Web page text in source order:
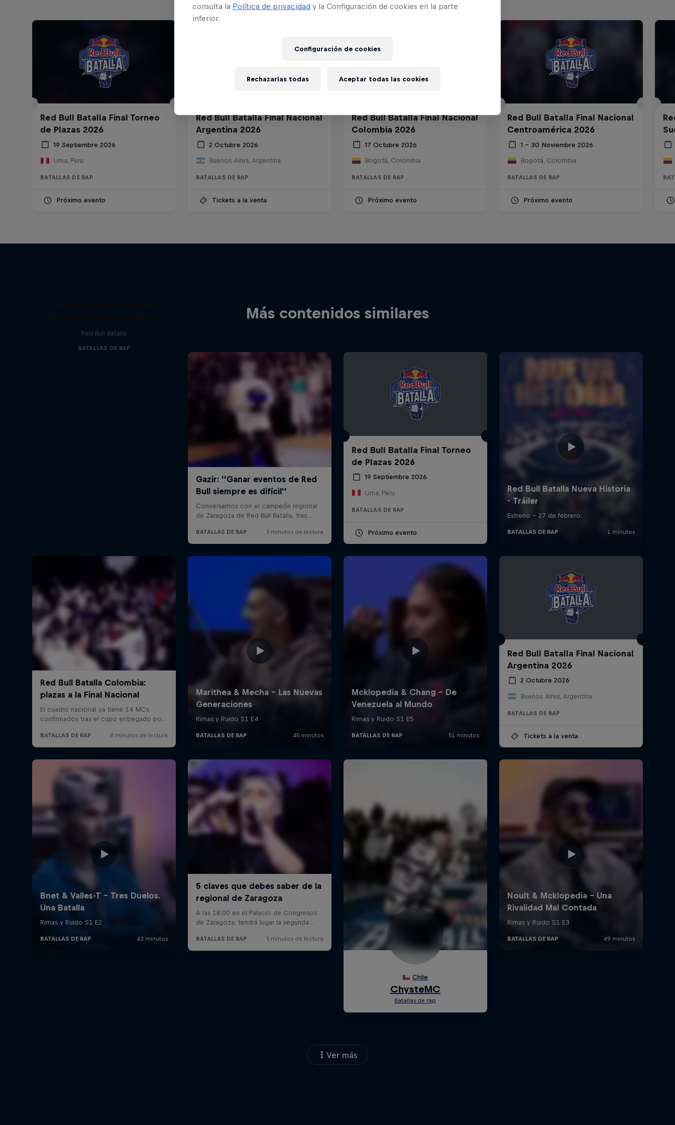
Red Bull Batalla Final Torneo
de Plazas 2026
19 Septiembre 2026
Lima, Peru
BATALLAS DE RAP
Próximo evento
Red Bull Batalla Final Nacional
Argentina 2026
2 Octubre 2026
Buenos Aires, Argentina
BATALLAS DE RAP
Tickets a la venta
Red Bull Batalla Final Nacional
Colombia 2026
17 Octubre 2026
Bogotá, Colombia
BATALLAS DE RAP
Próximo evento
Red Bull Batalla Final Nacional
Centroamérica 2026
1 – 30 Noviembre 2026
Bogotá, Colombia
BATALLAS DE RAP
Próximo evento
Más contenidos similares
Red Bull Batalla
BATALLAS DE RAP
Red Bull Batalla Final Torneo
de Plazas 2026
19 Septiembre 2026
Lima, Peru
BATALLAS DE RAP
Próximo evento
Red Bull Batalla Final Nacional
Argentina 2026
2 Octubre 2026
Buenos Aires, Argentina
BATALLAS DE RAP
Tickets a la venta
Ver más
consulta la Política de privacidad y la Configuración de cookies en la parte
inferior.
Configuración de cookies
Rechazarlas todas Aceptar todas las cookies